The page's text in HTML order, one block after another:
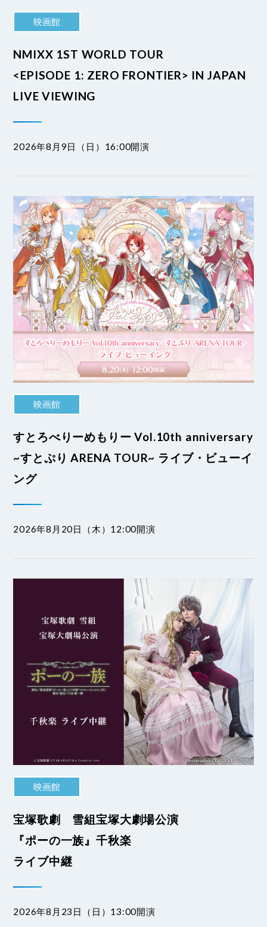
映画館
NMIXX 1ST WORLD TOUR
<EPISODE 1: ZERO FRONTIER> IN JAPAN
LIVE VIEWING
2026年8月9日（日）16:00開演
映画館
すとろべりーめもりー Vol.10th anniversary
~すとぷり ARENA TOUR~ ライブ・ビューイ
ング
2026年8月20日（木）12:00開演
映画館
宝塚歌劇 雪組宝塚大劇場公演
『ポーの一族』千秋楽
ライブ中継
2026年8月23日（日）13:00開演